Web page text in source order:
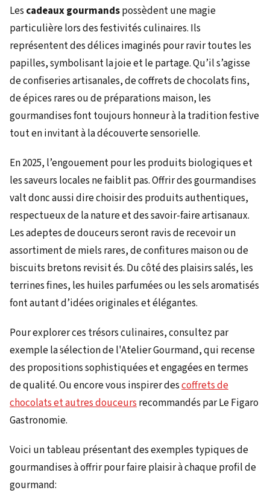
Les cadeaux gourmandspossèdent une magie
particulière lors des festivités culinaires. Ils
représentent des délices imaginés pour ravir toutes les
papilles, symbolisant la joie et le partage. Qu’il s’agisse
de confiseries artisanales, de coffrets de chocolats fins,
de épices rares ou de préparations maison, les
gourmandises font toujours honneur à la tradition festive
tout en invitant à la découverte sensorielle.
En 2025, l’engouement pour les produits biologiques et
les saveurs locales ne faiblit pas. Offrir des gourmandises
valt donc aussi dire choisir des produits authentiques,
respectueux de la nature et des savoir-faire artisanaux.
Les adeptes de douceurs seront ravis de recevoir un
assortiment de miels rares, de confitures maison ou de
biscuits bretons revisit és. Du côté des plaisirs salés, les
terrines fines, les huiles parfumées ou les sels aromatisés
font autant d’idées originales et élégantes.
Pour explorer ces trésors culinaires, consultez par
exemple la sélection de l'Atelier Gourmand, qui recense
des propositions sophistiquées et engagées en termes
de qualité. Ou encore vous inspirer descoffrets de
chocolats et autres douceursrecommandés par Le Figaro
Gastronomie.
Voici un tableau présentant des exemples typiques de
gourmandises à offrir pour faire plaisir à chaque profil de
gourmand: